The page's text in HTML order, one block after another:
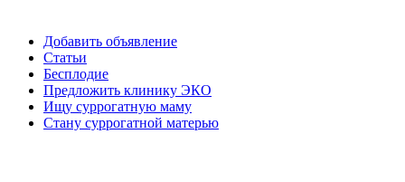
Добавить объявление
Статьи
Бесплодие
Предложить клинику ЭКО
Ищу суррогатную маму
Стану суррогатной матерью